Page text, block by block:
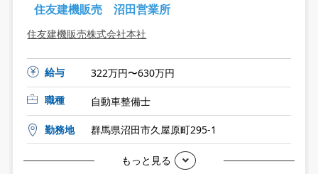
住友建機販売 沼田営業所
住友建機販売株式会社本社
給与
322万円〜630万円
職種
自動車整備士
勤務地 群馬県沼田市久屋原町295-1
もっと見る